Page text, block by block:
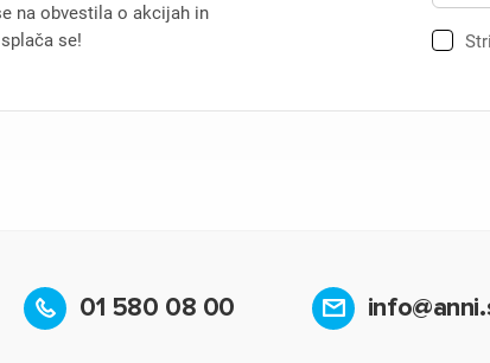
na obvestila o akcijah in
se!
01 580 08 00